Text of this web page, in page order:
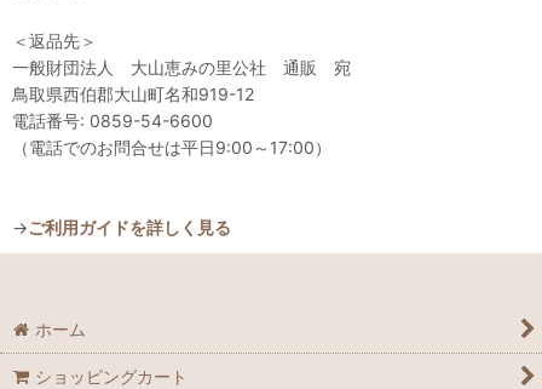
＜返品先＞
一般財団法人 大山恵みの里公社 通販 宛
鳥取県西伯郡大山町名和919-12
電話番号: 0859-54-6600
（電話でのお問合せは平日9:00～17:00）
→ご利用ガイドを詳しく見る
ホーム
ショッピングカート